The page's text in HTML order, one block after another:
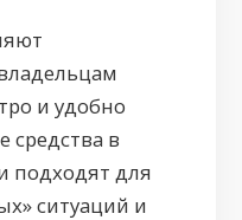
и удобно
средства в
подходят для
ситуаций и